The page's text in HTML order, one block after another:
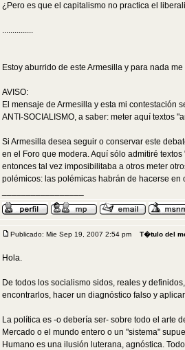
¿Pero es que el capitalismo no practica el
...............
Estoy aburrido de este Armesilla y para nada
AVISO:
El mensaje de Armesilla y esta mi contestación
ANTI-SOCIALISMO, a saber: meter aquí textos
Si Armesilla desea seguir o conservar este
en el Foro que modera. Aquí sólo admitiré
entonces tal vez imposibilitaba a otros meter
polémicos: las polémicas habrán de hacerse
Publicado: Mie Sep 19, 2007 2:54 pm T�tulo del
Hola.
De todos los socialismo sidos, reales y
encontrarlos, hacer un diagnóstico falso y
La política es -o debería ser- sobre todo el arte
Mercado o el mundo entero o un "sistema"
Humano es una ilusión luterana, agnóstica.